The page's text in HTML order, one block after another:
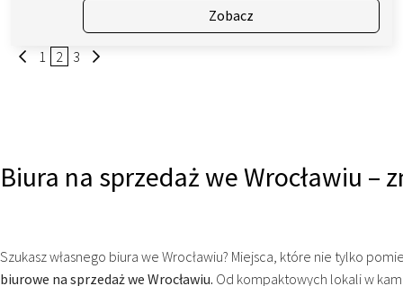
Zobacz
1 2 3
Biura na sprzedaż we Wrocławiu –
Szukasz własnego biura we Wrocławiu? Miejsca, które nie tylko
biurowe na sprzedaż we Wrocławiu. Od kompaktowych lokali w